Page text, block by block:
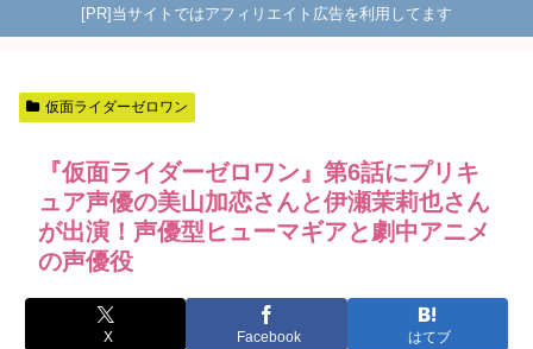
[PR]当サイトではアフィリエイト広告を利用してます
仮面ライダーゼロワン
『仮面ライダーゼロワン』第6話にプリキ
ュア声優の美山加恋さんと伊瀬茉莉也さん
が出演！声優型ヒューマギアと劇中アニメ
の声優役
X Facebook はてブ